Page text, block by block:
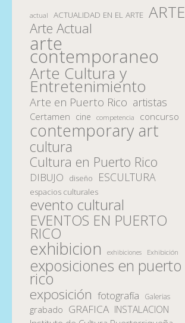
actual ACTUALIDAD EN EL ARTE ARTE
Arte Actual
arte
contemporaneo
Arte Cultura y
Entretenimiento
Arte en Puerto Rico artistas
Certamen cine competencia concurso
contemporary art
cultura
Cultura en Puerto Rico
DIBUJO diseño ESCULTURA
espacios culturales
evento cultural
EVENTOS EN PUERTO
RICO
exhibicion exhibiciones Exhibición
exposiciones en puerto
rico
exposición fotografía Galerias
grabado GRAFICA INSTALACION